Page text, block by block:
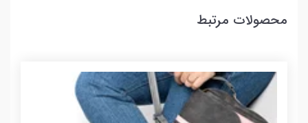
محصولات مرتبط